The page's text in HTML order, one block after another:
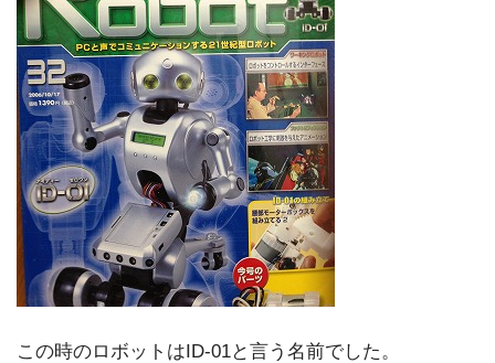
この時のロボットはID-01と言う名前でした。